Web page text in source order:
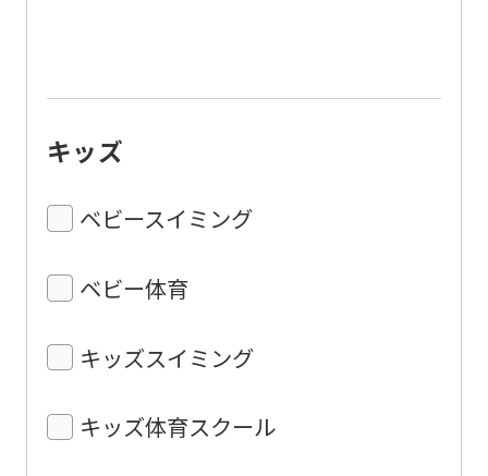
キッズ
ベビースイミング
ベビー体育
キッズスイミング
キッズ体育スクール